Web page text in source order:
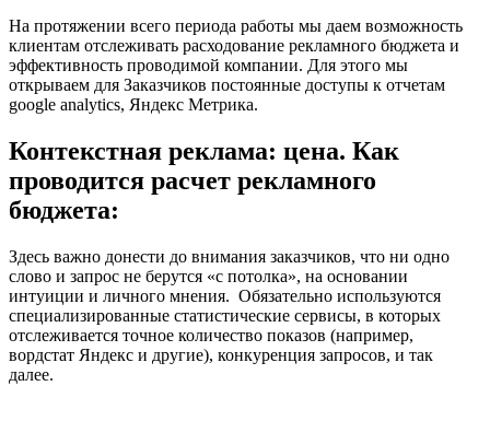
На протяжении всего периода работы мы даем возможность
клиентам отслеживать расходование рекламного бюджета и
эффективность проводимой компании. Для этого мы
открываем для Заказчиков постоянные доступы к отчетам
google analytics, Яндекс Метрика.
Контекстная реклама: цена. Как
проводится расчет рекламного
бюджета:
Здесь важно донести до внимания заказчиков, что ни одно
слово и запрос не берутся «с потолка», на основании
интуиции и личного мнения. Обязательно используются
специализированные статистические сервисы, в которых
отслеживается точное количество показов (например,
вордстат Яндекс и другие), конкуренция запросов, и так
далее.